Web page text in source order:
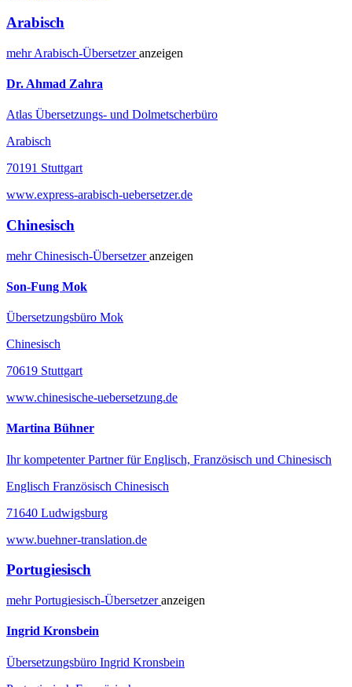
Arabisch
mehrArabisch-Übersetzeranzeigen
Dr. Ahmad Zahra
Atlas Übersetzungs- und Dolmetscherbüro
Arabisch
70191 Stuttgart
www.express-arabisch-uebersetzer.de
Chinesisch
mehrChinesisch-Übersetzeranzeigen
Son-Fung Mok
Übersetzungsbüro Mok
Chinesisch
70619 Stuttgart
www.chinesische-uebersetzung.de
Martina Bühner
Ihr kompetenter Partner für Englisch, Französisch und Chinesisch
Englisch Französisch Chinesisch
71640 Ludwigsburg
www.buehner-translation.de
Portugiesisch
mehrPortugiesisch-Übersetzeranzeigen
Ingrid Kronsbein
Übersetzungsbüro Ingrid Kronsbein